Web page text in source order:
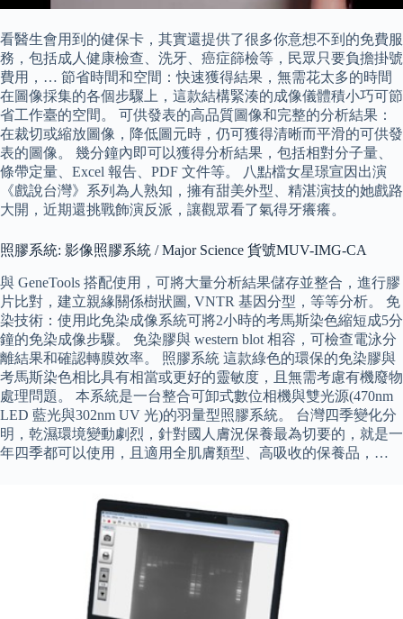
看醫生會用到的健保卡，其實還提供了很多你意想不到的免費服
務，包括成人健康檢查、洗牙、癌症篩檢等，民眾只要負擔掛號
費用，… 節省時間和空間：快速獲得結果，無需花太多的時間
在圖像採集的各個步驟上，這款結構緊湊的成像儀體積小巧可節
省工作臺的空間。 可供發表的高品質圖像和完整的分析結果：
在裁切或縮放圖像，降低圖元時，仍可獲得清晰而平滑的可供發
表的圖像。 幾分鐘內即可以獲得分析結果，包括相對分子量、
條帶定量、Excel 報告、PDF 文件等。 八點檔女星璟宣因出演
《戲說台灣》系列為人熟知，擁有甜美外型、精湛演技的她戲路
大開，近期還挑戰飾演反派，讓觀眾看了氣得牙癢癢。
照膠系統: 影像照膠系統 / Major Science 貨號MUV-IMG-CA
與 GeneTools 搭配使用，可將大量分析結果儲存並整合，進行膠
片比對，建立親緣關係樹狀圖, VNTR 基因分型，等等分析。 免
染技術：使用此免染成像系統可將2小時的考馬斯染色縮短成5分
鐘的免染成像步驟。 免染膠與 western blot 相容，可檢查電泳分
離結果和確認轉膜效率。 照膠系統 這款綠色的環保的免染膠與
考馬斯染色相比具有相當或更好的靈敏度，且無需考慮有機廢物
處理問題。 本系統是一台整合可卸式數位相機與雙光源(470nm
LED 藍光與302nm UV 光)的羽量型照膠系統。 台灣四季變化分
明，乾濕環境變動劇烈，針對國人膚況保養最為切要的，就是一
年四季都可以使用，且適用全肌膚類型、高吸收的保養品，…